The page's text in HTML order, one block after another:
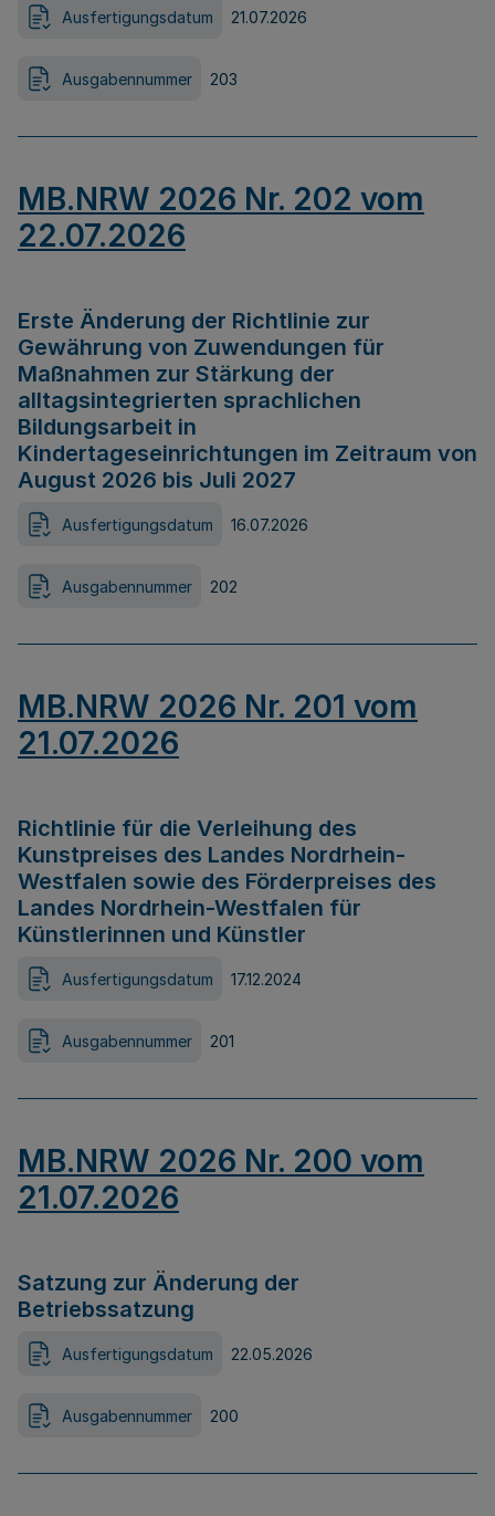
Ausfertigungsdatum 21.07.2026
Ausgabennummer 203
MB.NRW 2026 Nr. 202 vom
22.07.2026
Erste Änderung der Richtlinie zur
Gewährung von Zuwendungen für
Maßnahmen zur Stärkung der
alltagsintegrierten sprachlichen
Bildungsarbeit in
Kindertageseinrichtungen im Zeitraum von
August 2026 bis Juli 2027
Ausfertigungsdatum 16.07.2026
Ausgabennummer 202
MB.NRW 2026 Nr. 201 vom
21.07.2026
Richtlinie für die Verleihung des
Kunstpreises des Landes Nordrhein-
Westfalen sowie des Förderpreises des
Landes Nordrhein-Westfalen für
Künstlerinnen und Künstler
Ausfertigungsdatum 17.12.2024
Ausgabennummer 201
MB.NRW 2026 Nr. 200 vom
21.07.2026
Satzung zur Änderung der
Betriebssatzung
Ausfertigungsdatum 22.05.2026
Ausgabennummer 200